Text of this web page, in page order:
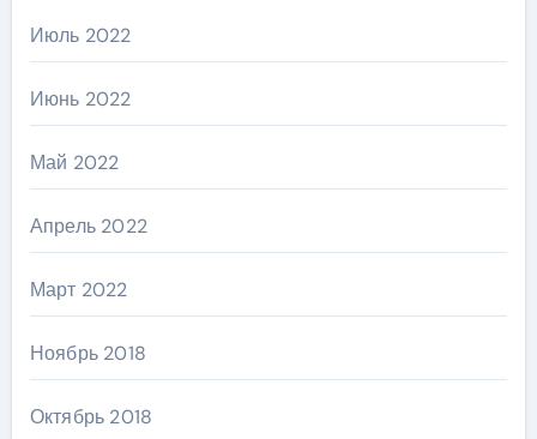
Июль 2022
Июнь 2022
Май 2022
Апрель 2022
Март 2022
Ноябрь 2018
Октябрь 2018